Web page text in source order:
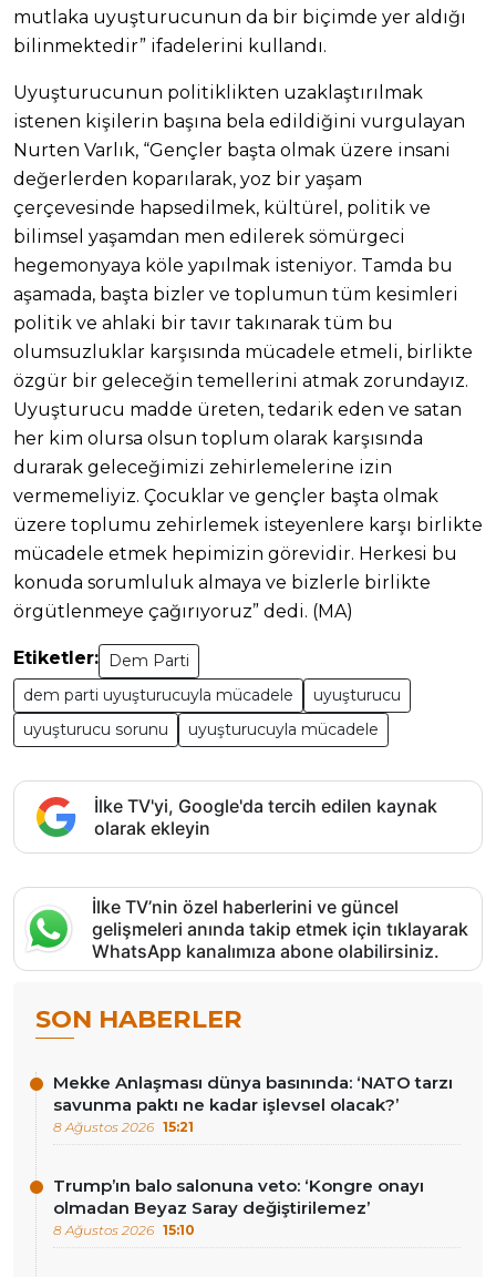
mutlaka uyuşturucunun da bir biçimde yer aldığı
bilinmektedir” ifadelerini kullandı.
Uyuşturucunun politiklikten uzaklaştırılmak
istenen kişilerin başına bela edildiğini vurgulayan
Nurten Varlık, “Gençler başta olmak üzere insani
değerlerden koparılarak, yoz bir yaşam
çerçevesinde hapsedilmek, kültürel, politik ve
bilimsel yaşamdan men edilerek sömürgeci
hegemonyaya köle yapılmak isteniyor. Tamda bu
aşamada, başta bizler ve toplumun tüm kesimleri
politik ve ahlaki bir tavır takınarak tüm bu
olumsuzluklar karşısında mücadele etmeli, birlikte
özgür bir geleceğin temellerini atmak zorundayız.
Uyuşturucu madde üreten, tedarik eden ve satan
her kim olursa olsun toplum olarak karşısında
durarak geleceğimizi zehirlemelerine izin
vermemeliyiz. Çocuklar ve gençler başta olmak
üzere toplumu zehirlemek isteyenlere karşı birlikte
mücadele etmek hepimizin görevidir. Herkesi bu
konuda sorumluluk almaya ve bizlerle birlikte
örgütlenmeye çağırıyoruz” dedi. (MA)
Etiketler:
Dem Parti
dem parti uyuşturucuyla mücadele
uyuşturucu
uyuşturucu sorunu
uyuşturucuyla mücadele
İlke TV'yi, Google'da tercih edilen kaynak
olarak ekleyin
İlke TV’nin özel haberlerini ve güncel
gelişmeleri anında takip etmek için tıklayarak
WhatsApp kanalımıza abone olabilirsiniz.
SON HABERLER
Mekke Anlaşması dünya basınında: ‘NATO tarzı
savunma paktı ne kadar işlevsel olacak?’
8 Ağustos 2026 15:21
Trump’ın balo salonuna veto: ‘Kongre onayı
olmadan Beyaz Saray değiştirilemez’
8 Ağustos 2026 15:10